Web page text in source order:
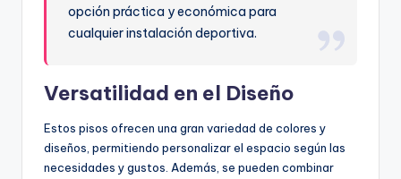
opción práctica y económica para
cualquier instalación deportiva.
Versatilidad en el Diseño
Estos pisos ofrecen una gran variedad de colores y
diseños, permitiendo personalizar el espacio según las
necesidades y gustos. Además, se pueden combinar